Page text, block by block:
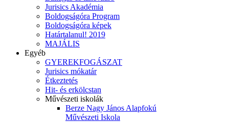
Jurisics Akadémia
Boldogságóra Program
Boldogságóra képek
Határtalanul! 2019
MAJÁLIS
Egyéb
GYEREKFOGÁSZAT
Jurisics mókatár
Étkeztetés
Hit- és erkölcstan
Művészeti iskolák
Berze Nagy János Alapfokú
Művészeti Iskola